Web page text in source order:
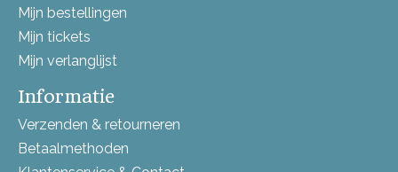
Mijn bestellingen
Mijn tickets
Mijn verlanglijst
Informatie
Verzenden & retourneren
Betaalmethoden